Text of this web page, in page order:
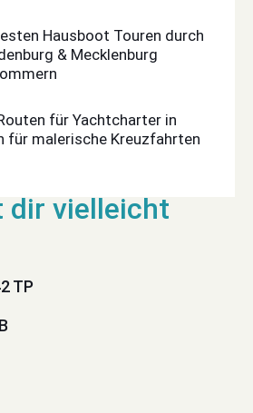
Hausboot Touren durch
& Mecklenburg
für Yachtcharter in
für malerische Kreuzfahrten
TP